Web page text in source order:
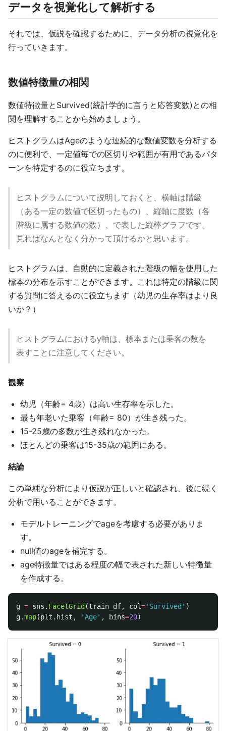
データを視覚化して解析する
それでは、仮説を確認するために、データ分析の視覚化を
行っていきます。
数値特徴量の相関
数値特徴量とSurvived(統計学的に言うと応答変数)との相
関を理解することから始めましょう。
ヒストグラムはAgeのような連続的な数値変数を分析する
のに便利で、一定値毎での区切りや範囲が有用であるパタ
ーンを特定するのに役立ちます。
ヒストグラムについて説明しておくと、横軸は階級
（ある一定の数値で区切ったもの）、縦軸に度数（各
階級に属する数値の数）、で表した縦棒グラフです。
見ればなんとなく分かって頂けるかと思います。
ヒストグラムは、自動的に定義された階級の幅を使用した
標本の分布を示すことができます。これは特定の階級に関
する質問に答えるのに役立ちます（幼児の生存率はより良
いか？）
ヒストグラムにおけるy軸は、標本または乗客の数を
表すことに注意してください。
観察
幼児（年齢= 4歳）は高い生存率を示した。
最も年老いた乗客（年齢= 80）が生き残った。
15-25歳の多数が生き残れなかった。
ほとんどの乗客は15-35歳の範囲にある。
結論
この単純な分析により仮説が正しいと確認され、後に続く
分析で用いることができます。
モデルトレーニングでageを考慮する必要がありま
す。
null値のageを補完する。
age特徴量ではある程度の幅で表された新しい特徴量
を作成する。
g = sns . FacetGrid (train_df, col=' Survived ' )
g.map(plt . hist , 'Age' , bins=20)